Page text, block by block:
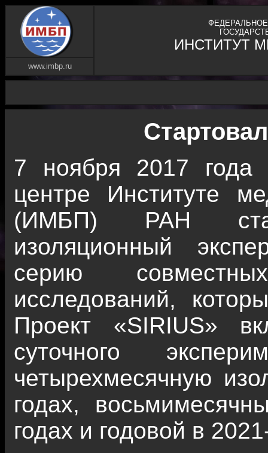
ИНСТИТУТ
www.imbp.ru
7 ноября 2017 года
центре Институте
(ИМБП) РАН
изоляционный
серию совместных
исследований,
Проект «SIRIUS»
суточного
четырехмесячную
годах,
годах и годовой в